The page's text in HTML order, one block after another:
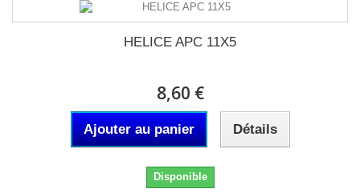
HELICE APC 11X5
8,60 €
Ajouter au panier Détails
Disponible